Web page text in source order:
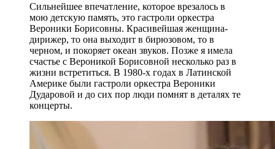
Сильнейшее впечатление, которое врезалось в
мою детскую память, это гастроли оркестра
Вероники Борисовны. Красивейшая женщина-
дирижер, то она выходит в бирюзовом, то в
черном, и покоряет океан звуков. Позже я имела
счастье с Вероникой Борисовной несколько раз в
жизни встретиться. В 1980-х годах в Латинской
Америке были гастроли оркестра Вероники
Дударовой и до сих пор люди помнят в деталях те
концерты.